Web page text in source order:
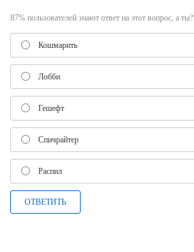
87% пользователей знают ответ на этот вопрос, а ты?
Кошмарить
Лобби
Гешефт
Спичрайтер
Распил